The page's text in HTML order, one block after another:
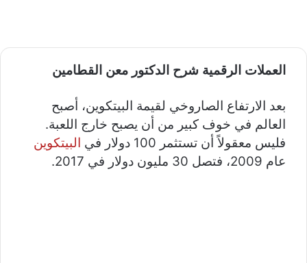
العملات الرقمية شرح الدكتور معن القطامين
بعد الارتفاع الصاروخي لقيمة البيتكوين، أصبح
العالم في خوف كبير من أن يصبح خارج اللعبة.
فليس معقولاً أن تستثمر 100 دولار في
البيتكوين
عام 2009، فتصل 30 مليون دولار في 2017.